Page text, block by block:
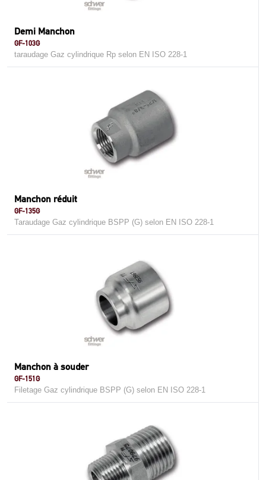
Demi Manchon
GF-103G
taraudage Gaz cylindrique Rp selon EN ISO 228-1
Manchon réduit
GF-135G
Taraudage Gaz cylindrique BSPP (G) selon EN ISO 228-1
Manchon à souder
GF-151G
Filetage Gaz cylindrique BSPP (G) selon EN ISO 228-1